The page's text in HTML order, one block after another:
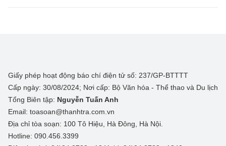
Giấy phép hoạt động báo chí điện tử số: 237/GP-BTTTT
Cấp ngày: 30/08/2024; Nơi cấp: Bộ Văn hóa - Thể thao và Du lịch
Tổng Biên tập: Nguyễn Tuấn Anh
Email: toasoan@thanhtra.com.vn
Địa chỉ tòa soạn: 100 Tô Hiệu, Hà Đông, Hà Nội.
Hotline: 090.456.3399